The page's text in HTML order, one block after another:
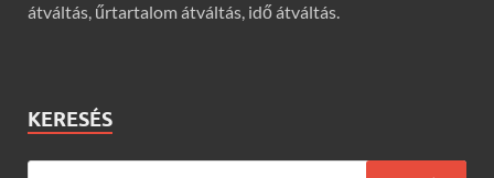
átváltás, űrtartalom átváltás, idő átváltás.
KERESÉS